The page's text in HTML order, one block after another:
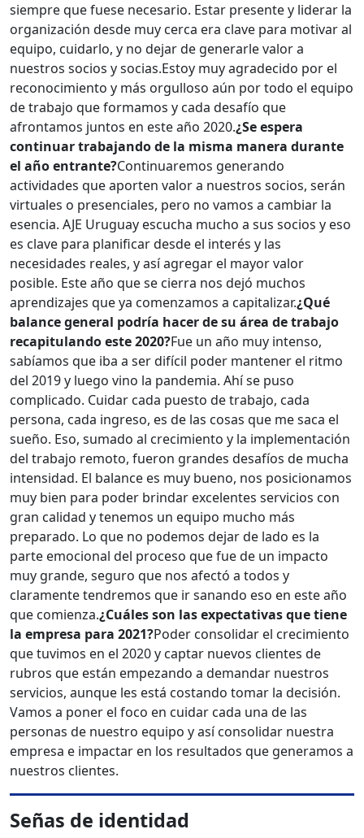
siempre que fuese necesario. Estar presente y liderar la
organización desde muy cerca era clave para motivar al
equipo, cuidarlo, y no dejar de generarle valor a
nuestros socios y socias.Estoy muy agradecido por el
reconocimiento y más orgulloso aún por todo el equipo
de trabajo que formamos y cada desafío que
afrontamos juntos en este año 2020.¿Se espera
continuar trabajando de la misma manera durante
el año entrante?Continuaremos generando
actividades que aporten valor a nuestros socios, serán
virtuales o presenciales, pero no vamos a cambiar la
esencia. AJE Uruguay escucha mucho a sus socios y eso
es clave para planificar desde el interés y las
necesidades reales, y así agregar el mayor valor
posible. Este año que se cierra nos dejó muchos
aprendizajes que ya comenzamos a capitalizar.¿Qué
balance general podría hacer de su área de trabajo
recapitulando este 2020?Fue un año muy intenso,
sabíamos que iba a ser difícil poder mantener el ritmo
del 2019 y luego vino la pandemia. Ahí se puso
complicado. Cuidar cada puesto de trabajo, cada
persona, cada ingreso, es de las cosas que me saca el
sueño. Eso, sumado al crecimiento y la implementación
del trabajo remoto, fueron grandes desafíos de mucha
intensidad. El balance es muy bueno, nos posicionamos
muy bien para poder brindar excelentes servicios con
gran calidad y tenemos un equipo mucho más
preparado. Lo que no podemos dejar de lado es la
parte emocional del proceso que fue de un impacto
muy grande, seguro que nos afectó a todos y
claramente tendremos que ir sanando eso en este año
que comienza.¿Cuáles son las expectativas que tiene
la empresa para 2021?Poder consolidar el crecimiento
que tuvimos en el 2020 y captar nuevos clientes de
rubros que están empezando a demandar nuestros
servicios, aunque les está costando tomar la decisión.
Vamos a poner el foco en cuidar cada una de las
personas de nuestro equipo y así consolidar nuestra
empresa e impactar en los resultados que generamos a
nuestros clientes.
Señas de identidad